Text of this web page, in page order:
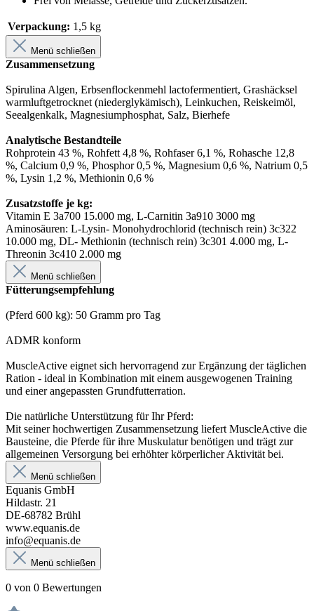
Verpackung: 1,5 kg
Menü schließen
Zusammensetzung
Spirulina Algen, Erbsenflockenmehl lactofermentiert, Grashäcksel
warmluftgetrocknet (niederglykämisch), Leinkuchen, Reiskeimöl,
Seealgenkalk, Magnesiumphosphat, Salz, Bierhefe
Analytische Bestandteile
Rohprotein 43 %, Rohfett 4,8 %, Rohfaser 6,1 %, Rohasche 12,8
%, Calcium 0,9 %, Phosphor 0,5 %, Magnesium 0,6 %, Natrium 0,5
%, Lysin 1,2 %, Methionin 0,6 %
Zusatzstoffe je kg:
Vitamin E 3a700 15.000 mg, L-Carnitin 3a910 3000 mg
Aminosäuren: L-Lysin- Monohydrochlorid (technisch rein) 3c322
10.000 mg, DL- Methionin (technisch rein) 3c301 4.000 mg, L-
Threonin 3c410 2.000 mg
Menü schließen
Fütterungsempfehlung
(Pferd 600 kg): 50 Gramm pro Tag
ADMR konform
MuscleActive eignet sich hervorragend zur Ergänzung der täglichen
Ration - ideal in Kombination mit einem ausgewogenen Training
und einer angepassten Grundfutterration.
Die natürliche Unterstützung für Ihr Pferd:
Mit seiner hochwertigen Zusammensetzung liefert MuscleActive die
Bausteine, die Pferde für ihre Muskulatur benötigen und trägt zur
allgemeinen Versorgung bei erhöhter körperlicher Aktivität bei.
Menü schließen
Equanis GmbH
Hildastr. 21
DE-68782 Brühl
www.equanis.de
info@equanis.de
Menü schließen
0 von 0 Bewertungen